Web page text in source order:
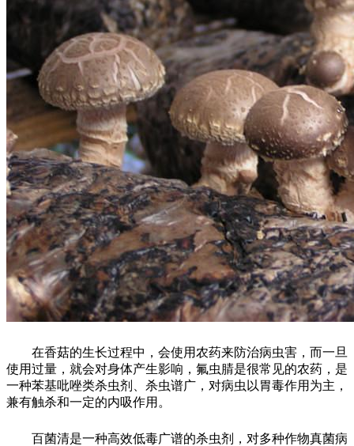
在香菇的生长过程中，会使用农药来防治病虫害，而一旦
使用过量，就会对身体产生影响，氟虫腈是很常见的农药，是
一种苯基吡唑类杀虫剂、杀虫谱广，对病虫以胃毒作用为主，
兼有触杀和一定的内吸作用。
百菌清是一种高效低毒广谱的杀虫剂，对多种作物真菌病